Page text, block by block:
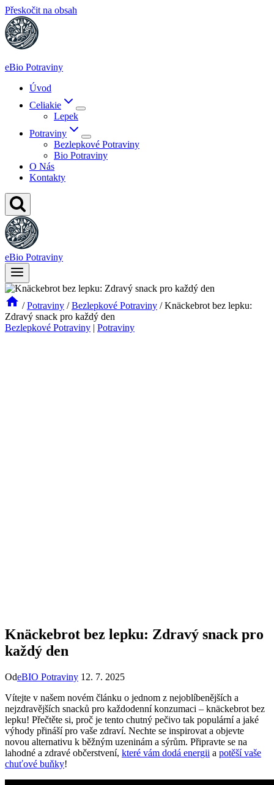
Přeskočit na obsah
eBio Potraviny
Úvod
Celiakie
Lepek
Potraviny
Bezlepkové Potraviny
Bio Potraviny
O Nás
Kontakty
eBio Potraviny
/ Potraviny / Bezlepkové Potraviny / Knäckebrot bez lepku:
Zdravý snack pro každý den
Bezlepkové Potraviny | Potraviny
Knäckebrot bez lepku: Zdravý snack pro
každý den
OdeBIO Potraviny 12. 7. 2025
Vítejte v našem novém článku o jednom z nejoblíbenějších a
nejzdravějších snacků pro každodenní konzumaci – knäckebrot bez
lepku! Přečtěte si, proč je tento chutný pečivo tak populární a jaké
výhody přináší pro vaše zdraví. Nechte se inspirovat a objevte
novou alternativu k běžným uzeninám a sýrům. Připravte se na
lahodné a zdravé občerstvení, které vám dodá energii a potěší vaše
chuťové buňky!